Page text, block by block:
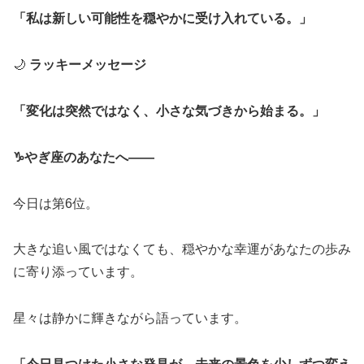
「私は新しい可能性を穏やかに受け入れている。」
🌙 ラッキーメッセージ
「変化は突然ではなく、小さな気づきから始まる。」
♑やぎ座のあなたへ――
今日は第6位。
大きな追い風ではなくても、穏やかな幸運があなたの歩み
に寄り添っています。
星々は静かに輝きながら語っています。